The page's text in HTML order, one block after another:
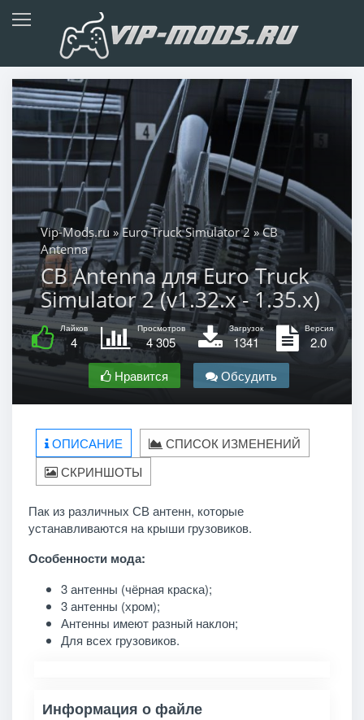
Vip-Mods.ru »Euro Truck Simulator 2 » CB
Antenna
CB Antenna для Euro Truck
Simulator 2 (v1.32.x - 1.35.x)
Лайков
4
Просмотров
4 305
Загрузок
1341
Версия
2.0
Нравится
Обсудить
ОПИСАНИЕ
СПИСОК ИЗМЕНЕНИЙ
СКРИНШОТЫ
Пак из различных СВ антенн, которые
устанавливаются на крыши грузовиков.
Особенности мода:
3 антенны (чёрная краска);
3 антенны (хром);
Антенны имеют разный наклон;
Для всех грузовиков.
Информация о файле